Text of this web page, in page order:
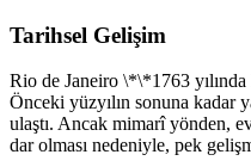
Tarihsel Gelişim
Rio de Janeiro \*\*1763
Önceki yüzyılın sonuna kadar
ulaştı. Ancak mimarî yönden,
dar olması nedeniyle, pek